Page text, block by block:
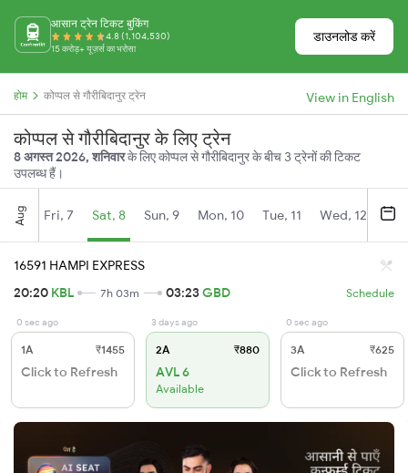
आसान ट्रेन टिकट बुकिंग
4.8 (1,104,530)
15 करोड़+ यूज़र्स का भरोसा
डाउनलोड करें
होम कोप्पल से गौरीबिदानुर ट्रेन View in English
कोप्पल से गौरीबिदानुर के लिए ट्रेन
8 अगस्त 2026, शनिवारके लिए कोप्पल से गौरीबिदानुर के बीच 3 ट्रेनों की टिकट
उपलब्ध हैं।
Aug Fri, 7 Sat, 8 Sun, 9 Mon, 10 Tue, 11 Wed, 12
16591 HAMPI EXPRESS
20:20 KBL 7h 03m 03:23GBD Schedule
0 sec ago
1A ₹1455
Click to Refresh
3 days ago
2A ₹880
AVL 6
Available
0 sec ago
3A ₹625
Click to Refresh